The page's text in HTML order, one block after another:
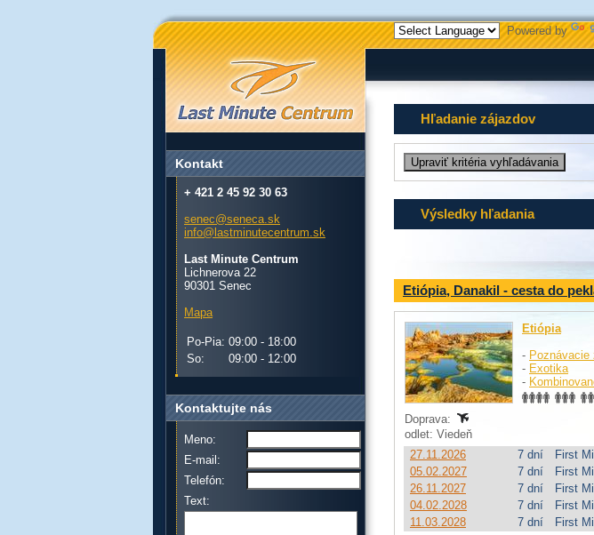
Powered by
Hľadanie zájazdov
Výsledky hľadania
Etiópia, Danakil - cesta do
Etiópia
- Poznávacie
- Exotika
-
Doprava:
odlet: Viedeň
27.11.2026
7 dní First
05.02.2027
7 dní First
26.11.2027
7 dní First
04.02.2028
7 dní First
11.03.2028
7 dní First
Kontakt
+ 421 2 45 92 30 63
senec@seneca.sk
info@lastminutecentrum.sk
Last Minute Centrum
Lichnerova 22
90301 Senec
Mapa
Po-Pia: 09:00 - 18:00
So:
09:00 - 12:00
Kontaktujte nás
Meno:
E-mail:
Telefón:
Text: